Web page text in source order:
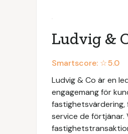
Ludvig &
Smartscore: ☆5.0
Ludvig & Co är en
engagemang för
fastighetsvärdering,
service de förtjänar.